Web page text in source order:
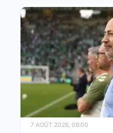
7 AOÛT 2026, 08:00